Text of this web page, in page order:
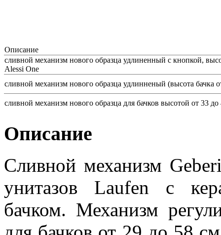
Описание
сливной механизм нового образца удлиненный с кнопкой,
Alessi One
сливной механизм нового образца удлинненый (высота бачка
сливной механизм нового образца для бачков высотой от 33
Описание
Сливной механизм
унитазов Laufen с
бачком. Механизм